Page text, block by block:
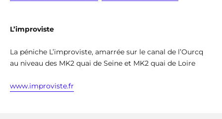
L’improviste
La péniche L’improviste, amarrée sur le canal de l’Ourcq
au niveau des MK2 quai de Seine et MK2 quai de Loire
www.improviste.fr